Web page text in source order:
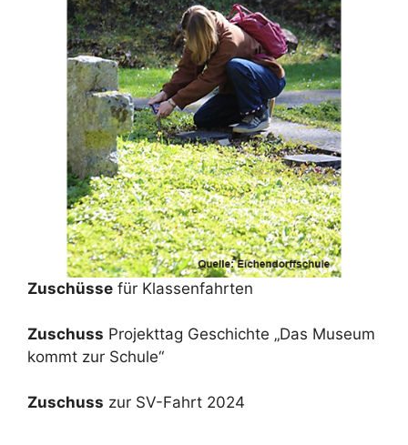
Zuschüsse für Klassenfahrten
Zuschuss Projekttag Geschichte „Das Museum
kommt zur Schule“
Zuschuss zur SV-Fahrt 2024